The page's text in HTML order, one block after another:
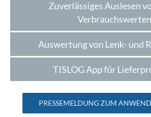
Zuverlässiges Auslesen
Verbrauchswerten
Auswertung von Lenk- und
TISLOG App für
PRESSEMELDUNG ZUM